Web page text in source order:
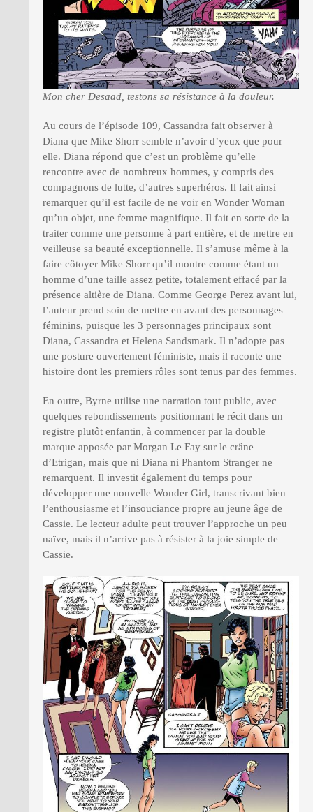
Mon cher Desaad, testons sa résistance à la douleur.
Au cours de l’épisode 109, Cassandra fait observer à
Diana que Mike Shorr semble n’avoir d’yeux que pour
elle. Diana répond que c’est un problème qu’elle
rencontre avec de nombreux hommes, y compris des
compagnons de lutte, d’autres superhéros. Il fait ainsi
remarquer qu’il est facile de ne voir en Wonder Woman
qu’un objet, une femme magnifique. Il fait en sorte de la
traiter comme une personne à part entière, et de mettre en
veilleuse sa beauté exceptionnelle. Il s’amuse même à la
faire côtoyer Mike Shorr qu’il montre comme étant un
homme d’une taille assez petite, totalement effacé par la
présence altière de Diana. Comme George Perez avant lui,
l’auteur prend soin de mettre en avant des personnages
féminins, puisque les 3 personnages principaux sont
Diana, Cassandra et Helena Sandsmark. Il n’adopte pas
une posture ouvertement féministe, mais il raconte une
histoire dont les premiers rôles sont tenus par des femmes.
En outre, Byrne utilise une narration tout public, avec
quelques rebondissements positionnant le récit dans un
registre plutôt enfantin, à commencer par la double
marque apposée par Morgan Le Fay sur le crâne
d’Etrigan, mais que ni Diana ni Phantom Stranger ne
remarquent. Il investit également du temps pour
développer une nouvelle Wonder Girl, transcrivant bien
l’enthousiasme et l’insouciance propre au jeune âge de
Cassie. Le lecteur adulte peut trouver l’approche un peu
naïve, mais il n’arrive pas à résister à la joie simple de
Cassie.